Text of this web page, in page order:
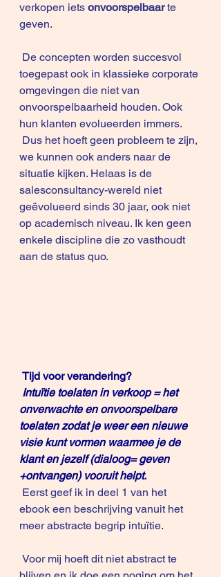
verkopen iets onvoorspelbaar te
geven.
toegepast ook in klassieke corporate
omgevingen die niet van
onvoorspelbaarheid houden. Ook
hun klanten evolueerden immers.
we kunnen ook anders naar de
situatie kijken. Helaas is de
salesconsultancy-wereld niet
geëvolueerd sinds 30 jaar, ook niet
op academisch niveau. Ik ken geen
enkele discipline die zo vasthoudt
aan de status quo.
Tijd voor verandering?
Intuïtie toelaten in verkoop = het
onverwachte en onvoorspelbare
toelaten zodat je weer een nieuwe
visie kunt vormen waarmee je de
klant en jezelf (dialoog= geven
+ontvangen) vooruit helpt.
ebook een beschrijving vanuit het
meer abstracte begrip intuïtie.